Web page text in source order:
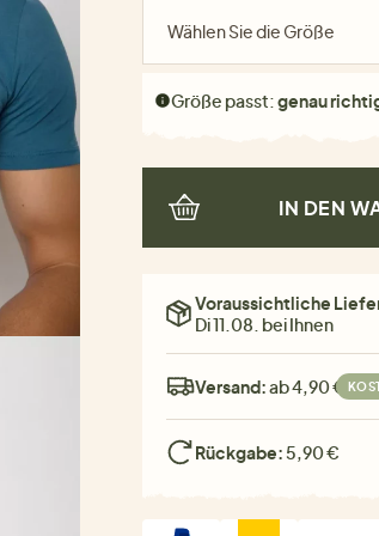
Wählen Sie die Größe
Größe passt:genau
IN DEN
Voraussichtliche
Di 11.08. bei Ihnen
Versand:ab 4,90 €
Rückgabe: 5,90 €